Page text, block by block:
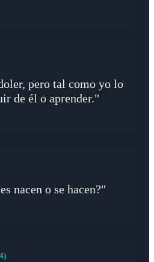
pero tal como yo lo
de él o aprender."
nacen o se hacen?"